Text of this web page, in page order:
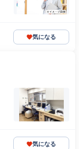
気になる
気になる